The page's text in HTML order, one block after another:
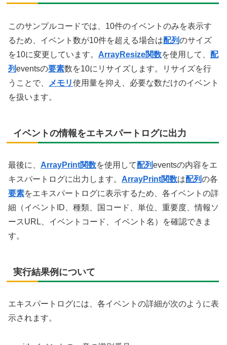
このサンプルコードでは、10件のイベントのみを表示す
るため、イベント数が10件を超える場合は配列のサイズ
を10に変更しています。 ArrayResize関数を使用して、 配
列eventsの要素数を10にリサイズします。リサイズを行
うことで、
メモリ使用量を抑え、必要な数だけのイベント
を扱います。
イベントの情報をエキスパートログに出力
最後に、 ArrayPrint関数を使用して配列eventsの内容をエ
キスパートログに出力します。 ArrayPrint関数は配列の各
要素をエキスパートログに表示するため、各イベントの詳
細（イベントID、種類、国コード、単位、重要度、情報ソ
ースURL、イベントコード、イベント名）を確認できま
す。
実行結果例について
エキスパートログには、各イベントの詳細が次のように表
示されます。